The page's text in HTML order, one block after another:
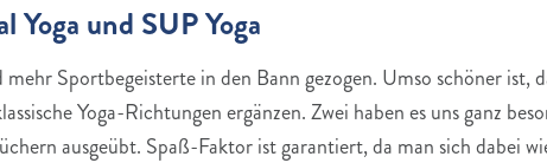
Yoga und SUP Yoga
Sportbegeisterte in den Bann gezogen. Umso schöner ist,
Yoga-Richtungen ergänzen. Zwei haben es uns ganz
ausgeübt. Spaß-Faktor ist garantiert, da man sich dabei